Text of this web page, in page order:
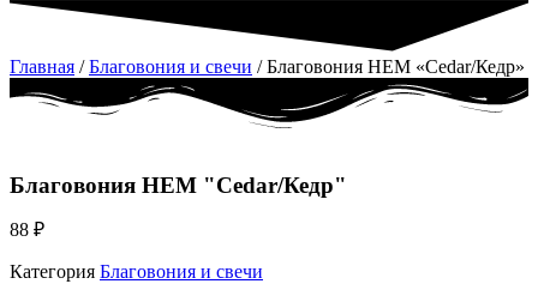
Главная /Благовония и свечи / Благовония HEM «Cedar/Кедр»
Благовония HEM "Cedar/Кедр"
88 ₽
Категория Благовония и свечи